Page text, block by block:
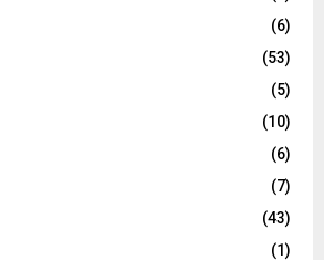
(6)
(53)
(5)
(10)
(6)
(7)
(43)
(1)